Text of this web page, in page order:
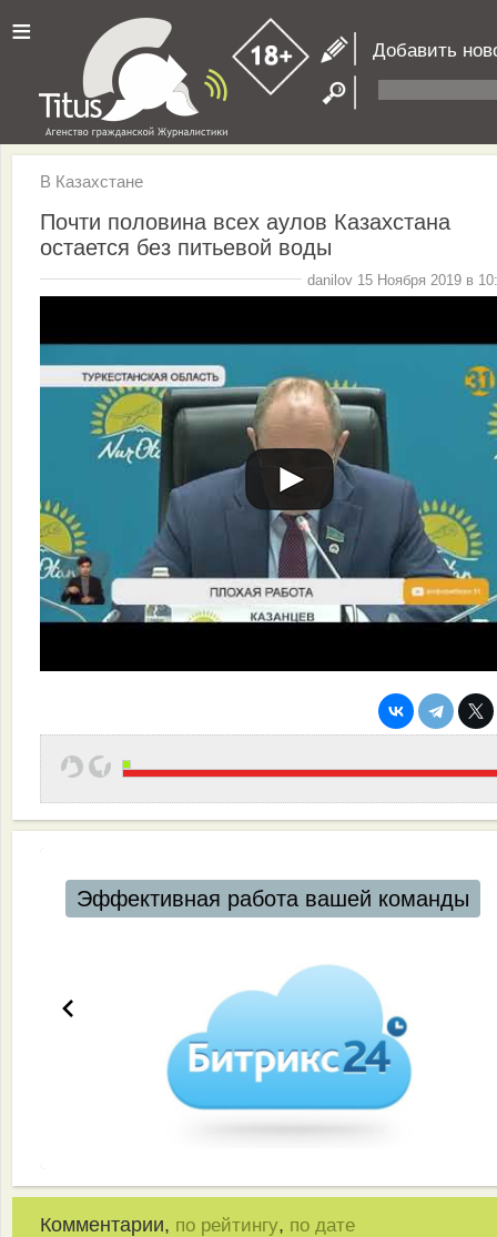
≡ Добавить
В Казахстане
Почти половина всех аулов Казахстана
остается без питьевой воды
danilov 15 Ноября 2019 в
Эффективная работа вашей команды
Комментарии, по рейтингу, по дате